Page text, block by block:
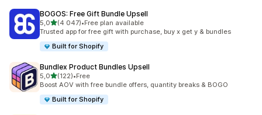
BOGOS: Free Gift Bundle Upsell
5,0av 5 stjerner
(4 047)
Totalt 4047 omtaler
•Free plan available
Trusted app for free gift with purchase, buy x get y & bundles
Built for Shopify
Bundlex Product Bundles Upsell
5,0av 5 stjerner
(122)
Totalt 122 omtaler
•Free
Boost AOV with free bundle offers, quantity breaks & BOGO
Built for Shopify